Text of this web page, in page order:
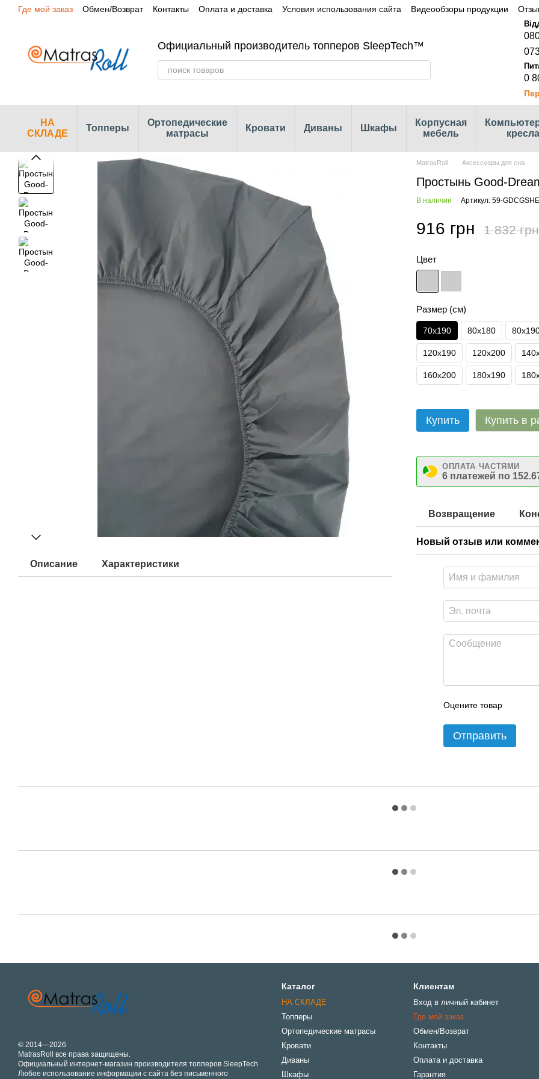
Перейти к основному контенту
Где мой заказ Обмен/Возврат Контакты Оплата и доставка Условия использования сайта Видеообзоры продукции
Официальный производитель топперов SleepTech™
0
НА
СКЛАДЕ
Топперы
Ортопедические
матрасы
Кровати Диваны Шкафы
Корпусная
мебель
кресла
Описание Характеристики
MatrasRoll Аксессуары для сна
Простынь Good-
В наличии Артикул: 59-
916 грн 1 832 грн
Цвет
Размер (см)
70х190 80х180
120х190 120х200
160х200 180х190
Купить Купить в
ОПЛАТА ЧАСТЯМИ
6 платежей по
Возвращение
Новый отзыв или
Оцените товар
Отправить
© 2014—2026
MatrasRoll все права защищены.
Официальный интернет-магазин производителя топперов SleepTech
Любое использование информации с сайта без письменного
Каталог
НА СКЛАДЕ
Топперы
Ортопедические матрасы
Кровати
Диваны
Шкафы
Клиентам
Вход в личный кабинет
Где мой заказ
Обмен/Возврат
Контакты
Оплата и доставка
Гарантия